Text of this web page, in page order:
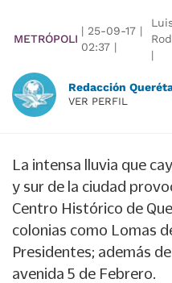
METRÓPOLI
| 25-09-17 |
02:37 |
|
Redacción
VER PERFIL
La intensa lluvia que
y sur de la ciudad
Centro Histórico de
colonias como Lomas
Presidentes; además
avenida 5 de Febrero.